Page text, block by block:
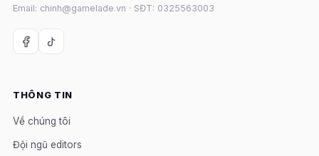
Email: chinh@gamelade.vn · SĐT: 0325563003
THÔNG TIN
Về chúng tôi
Đội ngũ editors